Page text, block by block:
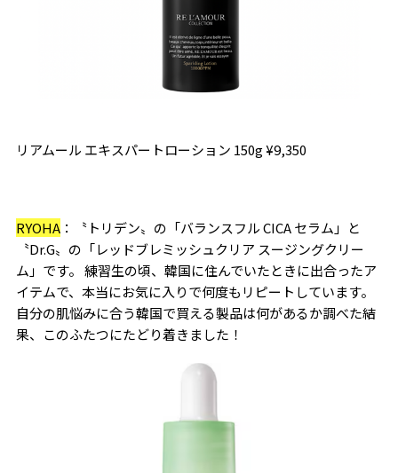
リアムール エキスパートローション 150g ¥9,350
RYOHA：〝トリデン〟の「バランスフルCICAセラム」と
〝Dr.G〟の「レッドブレミッシュクリア スージングクリー
ム」です。 練習生の頃、韓国に住んでいたときに出合ったア
イテムで、本当にお気に入りで何度もリピートしています。
自分の肌悩みに合う韓国で買える製品は何があるか調べた結
果、このふたつにたどり着きました！